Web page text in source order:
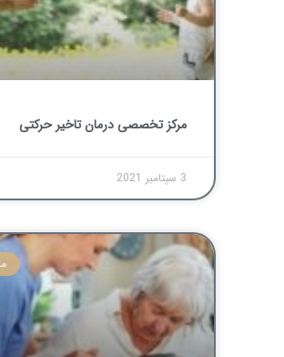
مرکز تخصصی درمان تاخیر حرکتی
3 سپتامبر 2021